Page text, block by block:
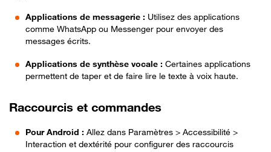
Applications de messagerie : Utilisez des applications
comme WhatsApp ou Messenger pour envoyer des
messages écrits.
Applications de synthèse vocale : Certaines applications
permettent de taper et de faire lire le texte à voix haute.
Raccourcis et commandes
Pour Android : Allez dans Paramètres > Accessibilité >
Interaction et dextérité pour configurer des raccourcis